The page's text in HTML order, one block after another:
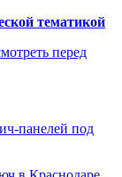
тематикой
перед
панелей под